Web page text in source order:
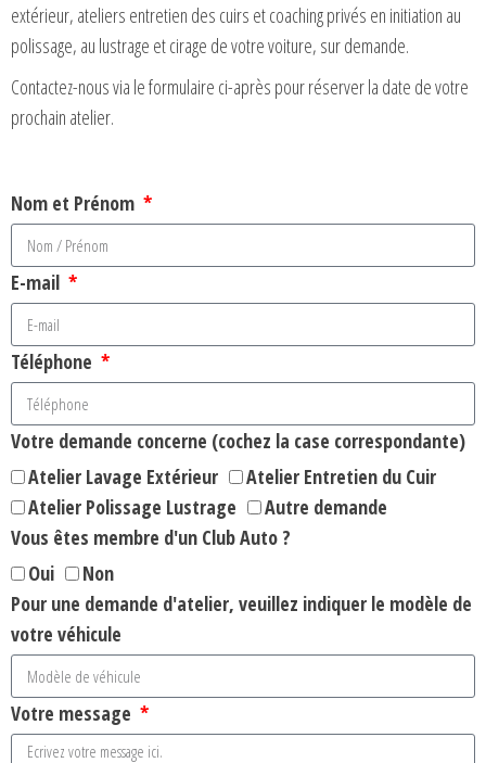
extérieur, ateliers entretien des cuirs et coaching privés en initiation au
polissage, au lustrage et cirage de votre voiture, sur demande.
Contactez-nous via le formulaire ci-après pour réserver la date de votre
prochain atelier.
Nom et Prénom
E-mail
Téléphone
Votre demande concerne (cochez la case correspondante)
Atelier Lavage Extérieur
Atelier Entretien du Cuir
Atelier Polissage Lustrage
Autre demande
Vous êtes membre d'un Club Auto ?
Oui
Non
Pour une demande d'atelier, veuillez indiquer le modèle de
votre véhicule
Votre message